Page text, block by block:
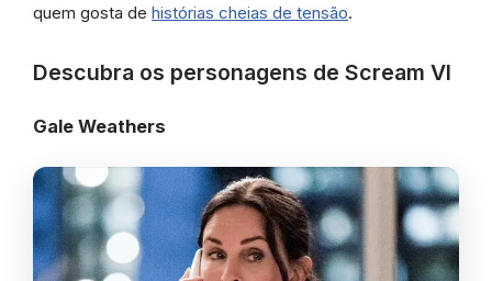
quem gosta de histórias cheias de tensão.
Descubra os personagens de Scream VI
Gale Weathers